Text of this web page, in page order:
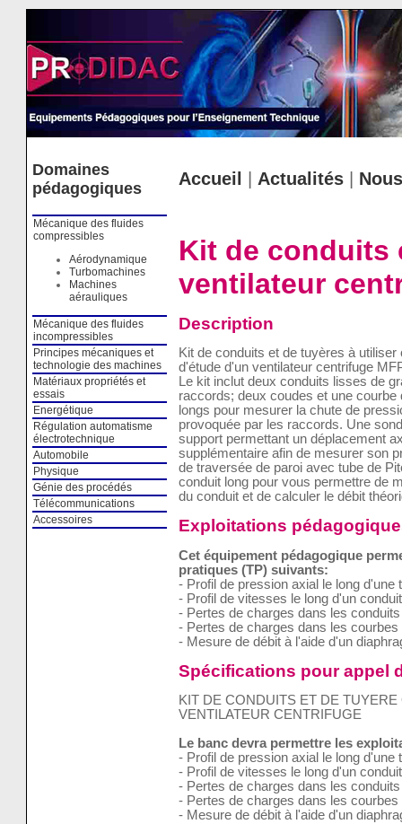
Domaines
pédagogiques
Mécanique des fluides
compressibles
Aérodynamique
Turbomachines
Machines
aérauliques
Mécanique des fluides
incompressibles
Principes mécaniques et
technologie des machines
Matériaux propriétés et
essais
Energétique
Régulation automatisme
électrotechnique
Automobile
Physique
Génie des procédés
Télécommunications
Accessoires
Accueil Actualités|
Kit de conduits
ventilateur
Description
Kit de conduits et de tuyères à
d'étude d'un ventilateur centrifuge
Le kit inclut deux conduits lisses de
raccords; deux coudes et une
longs pour mesurer la chute de
provoquée par les raccords. Une
support permettant un déplacement
supplémentaire afin de mesurer son
de traversée de paroi avec tube de
conduit long pour vous permettre de
du conduit et de calculer le débit
Exploitations
Cet équipement pédagogique
pratiques (TP) suivants:
- Profil de pression axial le long d'une
- Profil de vitesses le long d'un conduit
- Pertes de charges dans les
- Pertes de charges dans les
- Mesure de débit à l'aide d'un
Spécifications pour appel
KIT DE CONDUITS ET DE
VENTILATEUR CENTRIFUGE
Le banc devra permettre les
- Profil de pression axial le long d'une
- Profil de vitesses le long d'un conduit
- Pertes de charges dans les
- Pertes de charges dans les
- Mesure de débit à l'aide d'un
Cookies management panel